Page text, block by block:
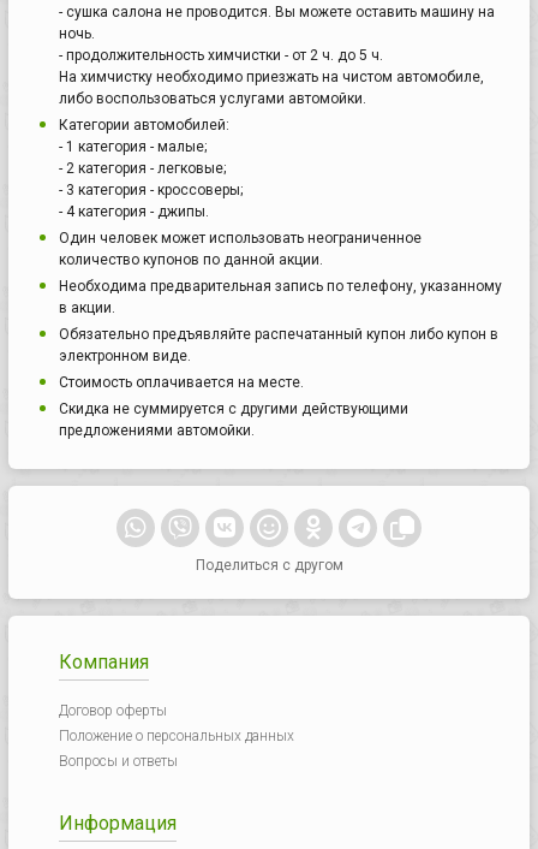
- сушка салона не проводится. Вы можете оставить машину на
ночь.
- продолжительность химчистки - от 2 ч. до 5 ч.
На химчистку необходимо приезжать на чистом автомобиле,
либо воспользоваться услугами автомойки.
Категории автомобилей:
- 1 категория - малые;
- 2 категория - легковые;
- 3 категория - кроссоверы;
- 4 категория - джипы.
Один человек может использовать неограниченное
количество купонов по данной акции.
Необходима предварительная запись по телефону, указанному
в акции.
Обязательно предъявляйте распечатанный купон либо купон в
электронном виде.
Стоимость оплачивается на месте.
Скидка не суммируется с другими действующими
предложениями автомойки.
Поделиться с другом
Компания
Договор оферты
Положение о персональных данных
Вопросы и ответы
Информация